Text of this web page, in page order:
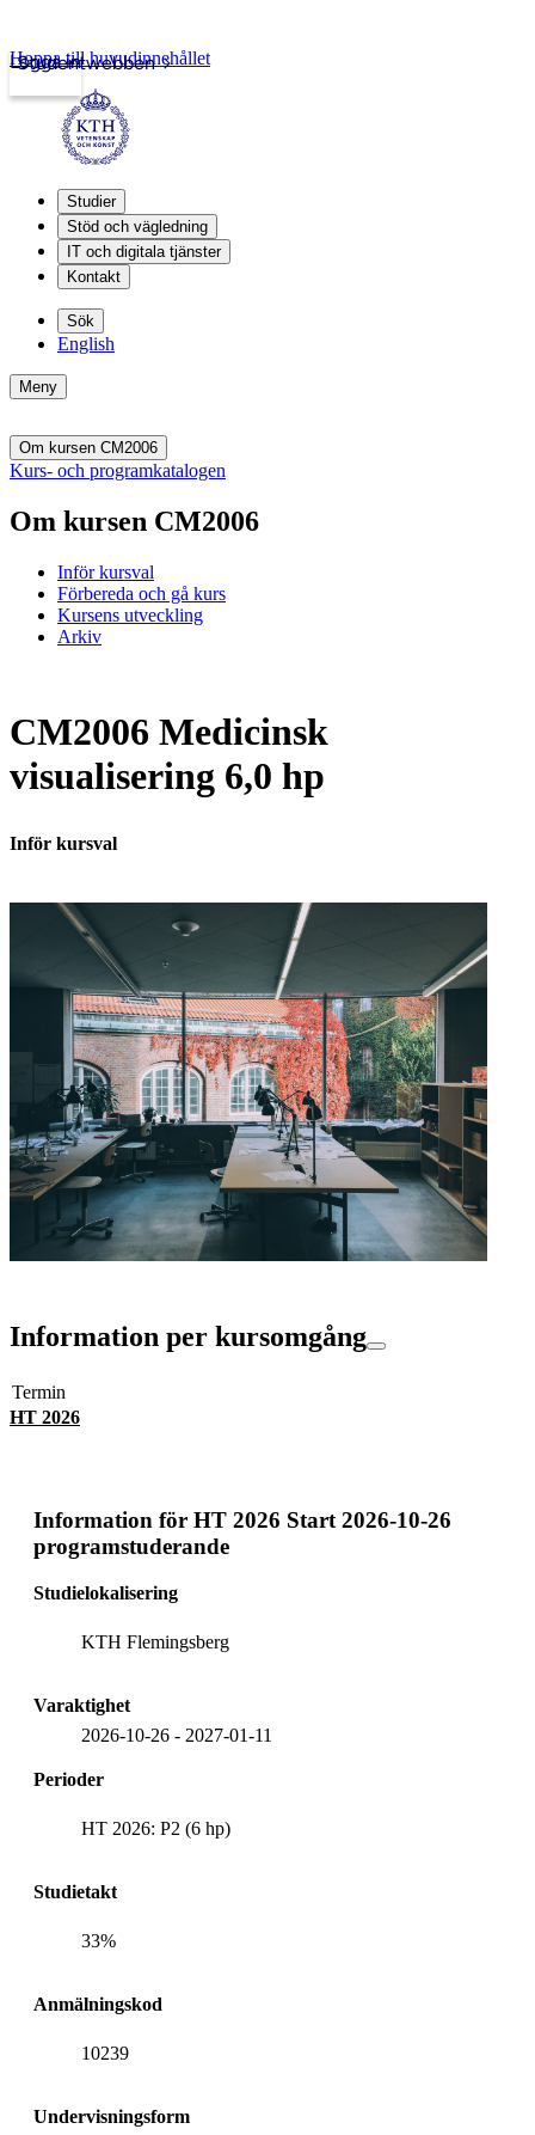
Studentwebben
Logga in
Hoppa till huvudinnehållet
Studier
Stöd och vägledning
IT och digitala tjänster
Kontakt
Sök
English
Meny
Om kursen CM2006
Kurs- och programkatalogen
Om kursen CM2006
Inför kursval
Förbereda och gå kurs
Kursens utveckling
Arkiv
CM2006 Medicinsk
visualisering 6,0 hp
Inför kursval
Information per kursomgång
Termin
HT 2026
Information för HT 2026 Start 2026-10-26
programstuderande
Studielokalisering
KTH Flemingsberg
Varaktighet
2026-10-26 - 2027-01-11
Perioder
HT 2026: P2 (6 hp)
Studietakt
33%
Anmälningskod
10239
Undervisningsform